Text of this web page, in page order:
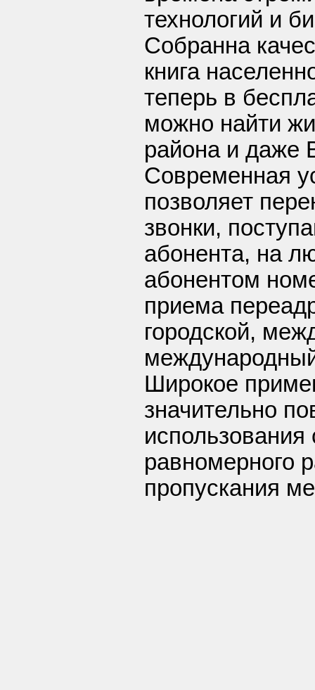
технологий и
Собранна
книга
теперь в
можно найти
района и даже
Современная
позволяет
звонки,
абонента, на
абонентом
приема
городской,
Широкое
значительно
использования
равномерного
пропускания